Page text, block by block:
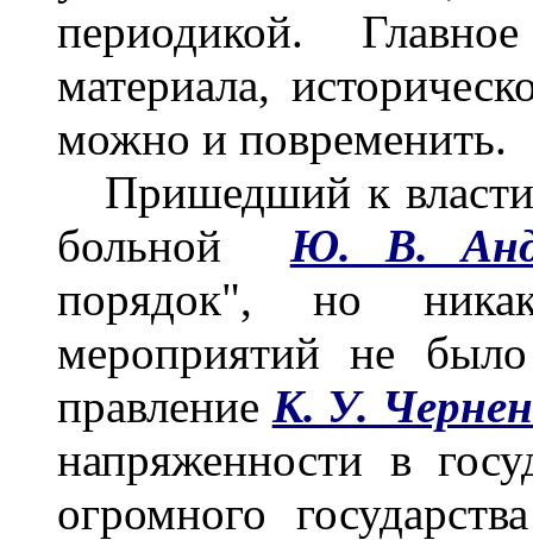
периодикой.
материала,
можно и повременить.
Пришедший к власти
больной Ю. В.
порядок", но
мероприятий не
правление К. У.
напряженности в
огромного